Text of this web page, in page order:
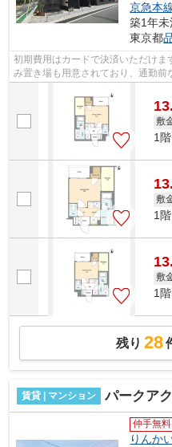
京急本
築1年
東京都
初期費用はカードで決済いただけ
み置き場も用意されており、通勤
敷
1
敷
1
敷
1
残り 28
賃貸 | マンション パークア
仲手無料
りんか